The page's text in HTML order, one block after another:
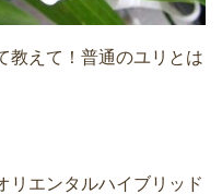
教えて！普通のユリとは
リエンタルハイブリッド